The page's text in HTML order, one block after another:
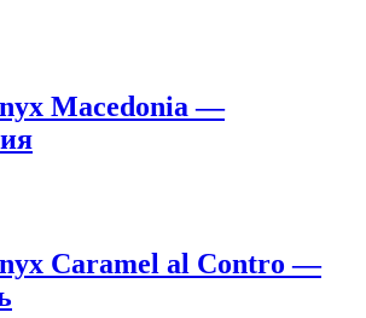
Macedonia —
Caramel al Contro —